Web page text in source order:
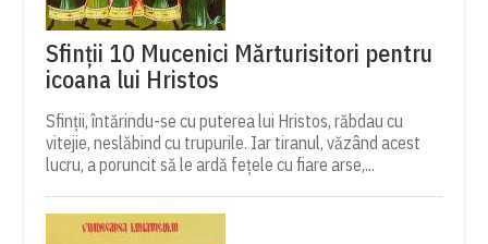
Sfinții 10 Mucenici Mărturisitori pentru
icoana lui Hristos
Sfinții, întărindu-se cu puterea lui Hristos, răbdau cu
vitejie, neslăbind cu trupurile. Iar tiranul, văzând acest
lucru, a poruncit să le ardă fețele cu fiare arse,...